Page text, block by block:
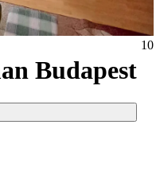
Budapest
10